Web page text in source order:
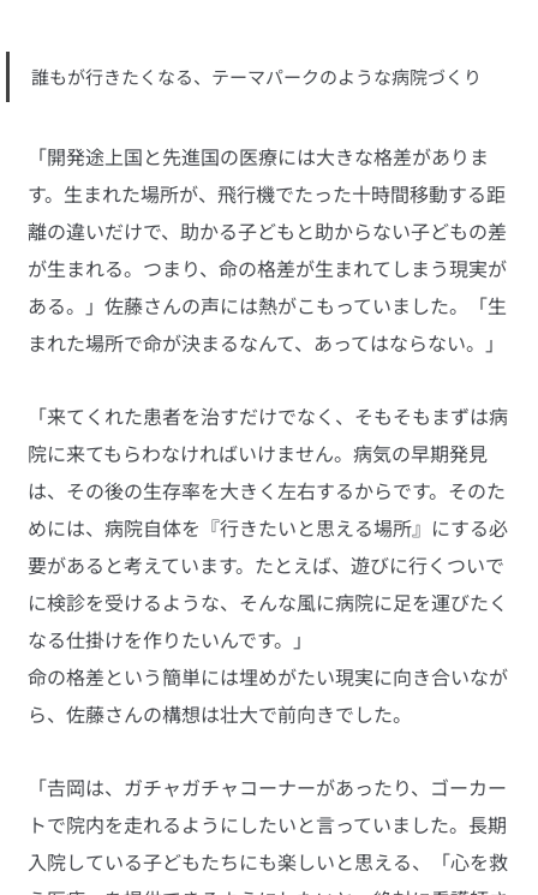
誰もが行きたくなる、テーマパークのような病院づくり
「開発途上国と先進国の医療には大きな格差がありま
す。生まれた場所が、飛行機でたった十時間移動する距
離の違いだけで、助かる子どもと助からない子どもの差
が生まれる。つまり、命の格差が生まれてしまう現実が
ある。」佐藤さんの声には熱がこもっていました。「生
まれた場所で命が決まるなんて、あってはならない。」
「来てくれた患者を治すだけでなく、そもそもまずは病
院に来てもらわなければいけません。病気の早期発見
は、その後の生存率を大きく左右するからです。そのた
めには、病院自体を『行きたいと思える場所』にする必
要があると考えています。たとえば、遊びに行くついで
に検診を受けるような、そんな風に病院に足を運びたく
なる仕掛けを作りたいんです。」
命の格差という簡単には埋めがたい現実に向き合いなが
ら、佐藤さんの構想は壮大で前向きでした。
「𠮷岡は、ガチャガチャコーナーがあったり、ゴーカー
トで院内を走れるようにしたいと言っていました。長期
入院している子どもたちにも楽しいと思える、「心を救